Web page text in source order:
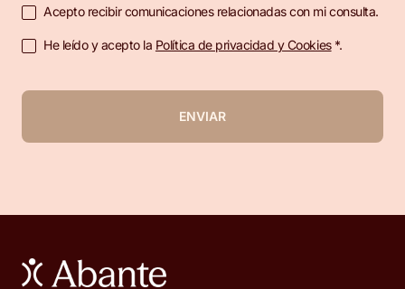
Acepto recibir comunicaciones relacionadas con mi consulta.
He leído y acepto la Política de privacidad y Cookies*.
ENVIAR